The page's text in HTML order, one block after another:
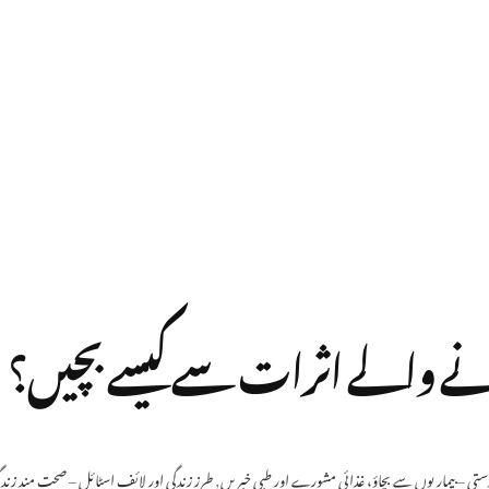
والے اثرات سے کیسے بچیں؟
– بیماریوں سے بچاؤ، غذائی مشورے اور طبی خبریں,طرز زندگی اور لائف اسٹائل – صحت مند